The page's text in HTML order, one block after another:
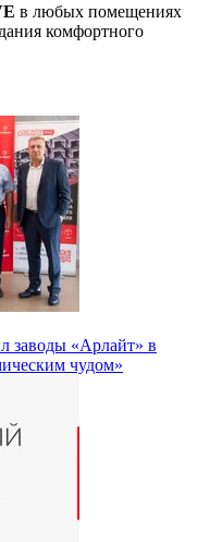
в любых помещениях
комфортного
заводы «Арлайт» в
чудом»